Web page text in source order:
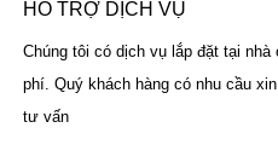
HỖ TRỢ DỊCH VỤ
Chúng tôi có dịch vụ lắp đặt tại
phí. Quý khách hàng có nhu cầu
tư vấn